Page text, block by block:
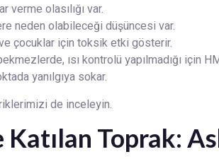
verme olasılığı var.
neden olabileceği düşüncesi var.
çocuklar için toksik etki gösterir.
ısı kontrolü yapılmadığı için
yanılgıya sokar.
de inceleyin.
Katılan Toprak: